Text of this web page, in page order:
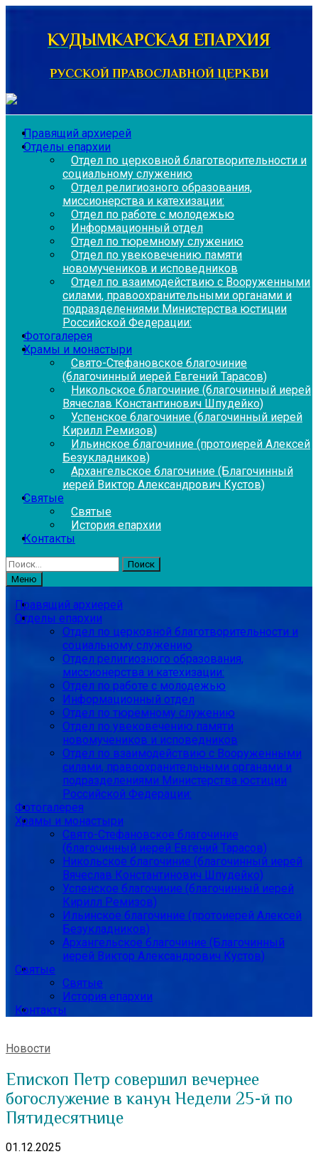
Перейти
содержимомуКУДЫМКАРСКАЯ ЕПАРХИЯ
РУССКОЙ ПРАВОСЛАВНОЙ ЦЕРКВИ
Правящий архиерей
Отделы епархии
Отдел по церковной благотворительности и
социальному служению
Отдел религиозного образования,
миссионерства и катехизации:
Отдел по работе с молодежью
Информационный отдел
Отдел по тюремному служению
Отдел по увековечению памяти
новомучеников и исповедников
Отдел по взаимодействию с Вооруженными
силами, правоохранительными органами и
подразделениями Министерства юстиции
Российской Федерации:
Фотогалерея
Храмы и монастыри
Свято-Стефановское благочиние
(благочинный иерей Евгений Тарасов)
Никольское благочиние (благочинный иерей
Вячеслав Константинович Шпудейко)
Успенское благочиние (благочинный иерей
Кирилл Ремизов)
Ильинское благочиние (протоиерей Алексей
Безукладников)
Архангельское благочиние (Благочинный
иерей Виктор Александрович Кустов)
Святые
Святые
История епархии
Контакты
Найти:
Меню
Правящий архиерей
Отделы епархии
Отдел по церковной благотворительности и
социальному служению
Отдел религиозного образования,
миссионерства и катехизации:
Отдел по работе с молодежью
Информационный отдел
Отдел по тюремному служению
Отдел по увековечению памяти
новомучеников и исповедников
Отдел по взаимодействию с Вооруженными
силами, правоохранительными органами и
подразделениями Министерства юстиции
Российской Федерации:
Фотогалерея
Храмы и монастыри
Свято-Стефановское благочиние
(благочинный иерей Евгений Тарасов)
Никольское благочиние (благочинный иерей
Вячеслав Константинович Шпудейко)
Успенское благочиние (благочинный иерей
Кирилл Ремизов)
Ильинское благочиние (протоиерей Алексей
Безукладников)
Архангельское благочиние (Благочинный
иерей Виктор Александрович Кустов)
Святые
Святые
История епархии
Контакты
Новости
Епископ Петр совершил вечернее
богослужение в канун Недели 25-й по
Пятидесятнице
01.12.2025